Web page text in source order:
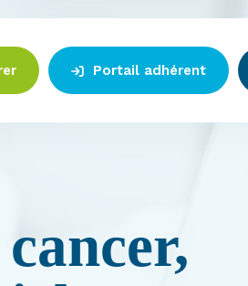
Portail adhérent